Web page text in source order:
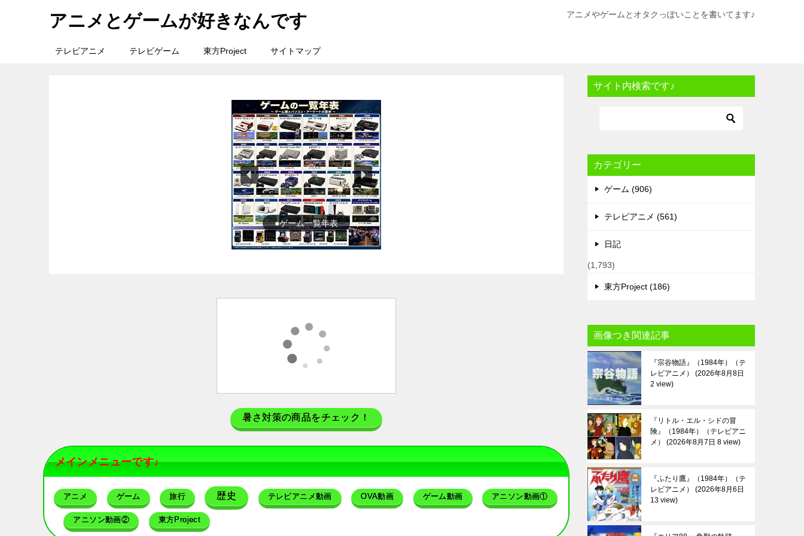
アニメとゲームが好きなんです アニメやゲームとオタクっぽいことを書いてます♪
テレビアニメ テレビゲーム 東方Project サイトマップ
●ゲーム一覧年表
暑さ対策の商品をチェック！
メインメニューです♪
アニメ ゲーム 旅行 歴史 テレビアニメ動画 OVA動画 ゲーム動画 アニソン動画①
アニソン動画② 東方Project
サイト内検索です♪
カテゴリー
ゲーム (906)
テレビアニメ (561)
日記
(1,793)
東方Project (186)
画像つき関連記事
『宗谷物語』（1984年）（テ
レビアニメ）
2026年8月8日
2 view
『リトル・エル・シドの冒
険』（1984年）（テレビアニ
メ）
2026年8月7日 8 view
『ふたり鷹』（1984年）（テ
レビアニメ）
2026年8月6日
13 view